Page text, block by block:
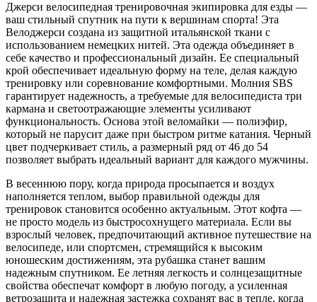
Центр
Муж
M
Джерси велосипедная тренировочная экипировка для езды —
ваш стильный спутник на пути к вершинам спорта! Эта
Велоджерси создана из защитной итальянской ткани с
использованием немецких нитей. Эта одежда объединяет в
себе качество и профессиональный дизайн. Ее специальный
крой обеспечивает идеальную форму на теле, делая каждую
тренировку или соревнование комфортными. Молния SBS
гарантирует надежность, а требуемые для велосипедиста три
кармана и светоотражающие элементы усиливают
функциональность. Основа этой веломайки — полиэфир,
который не парусит даже при быстром ритме катания. Черный
цвет подчеркивает стиль, а размерный ряд от 46 до 54
позволяет выбрать идеальный вариант для каждого мужчины.
В весеннюю пору, когда природа просыпается и воздух
наполняется теплом, выбор правильной одежды для
тренировок становится особенно актуальным. Этот кофта —
не просто модель из быстросохнущего материала. Если вы
взрослый человек, предпочитающий активное путешествие на
велосипеде, или спортсмен, стремящийся к высоким
юношеским достижениям, эта рубашка станет вашим
надежным спутником. Ее летняя легкость и солнцезащитные
свойства обеспечат комфорт в любую погоду, а усиленная
ветрозащита и надежная застежка сохранят вас в тепле, когда